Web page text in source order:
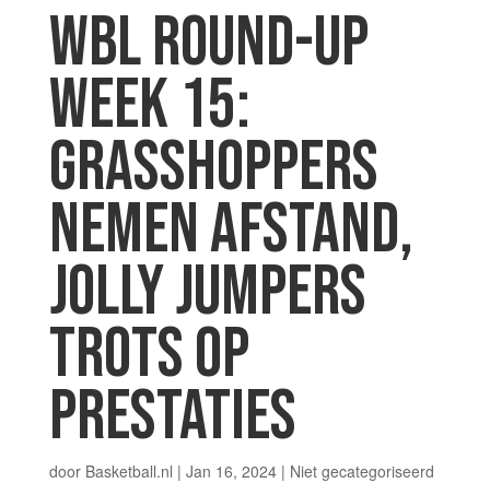
WBL ROUND-UP
WEEK 15:
GRASSHOPPERS
NEMEN AFSTAND,
JOLLY JUMPERS
TROTS OP
PRESTATIES
door Basketball.nl | Jan 16, 2024| Niet gecategoriseerd